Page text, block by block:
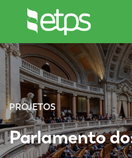
PROJETOS
Parlamento